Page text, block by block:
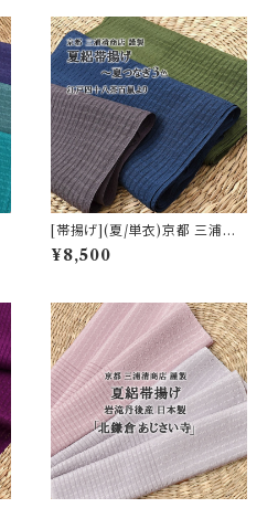
[帯揚げ](夏/単衣)京都 三浦清
商店 謹製 江戸四十八茶鼠『夏
つなぎ３色』ちりめん丹後産 正
¥8,500